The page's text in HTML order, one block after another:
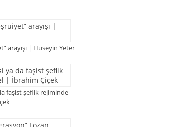
arayışı | Hüseyin Yeter
faşist şeflik rejiminde